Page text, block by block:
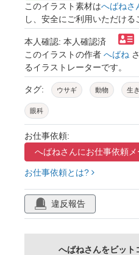
このイラスト素材はへばねさ
し、安全にご利用いただける
本人確認: 本人確認済
このイラストの作者 へばね
るイラストレーターです。
タグ: ウサギ 動物 生
眼科
お仕事依頼:
へばねさんにお仕事依頼
お仕事依頼とは?
違反報告
へばねさんをビット